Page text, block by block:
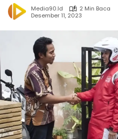
Media90.id
2 Min Baca
Desember 11, 2023